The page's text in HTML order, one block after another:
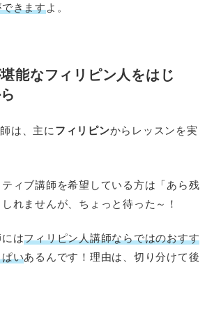
きますよ。
能なフィリピン人をはじ
は、主にフィリピンからレッスンを実
ィブ講師を希望している方は「あら残
れませんが、ちょっと待った～！
はフィリピン人講師ならではのおすす
いあるんです！理由は、切り分けて後